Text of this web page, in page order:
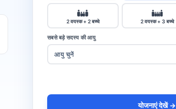
2 वयस्क + 2 बच्चे 2 वयस्क + 3 बच्चे
सबसे बड़े सदस्य की आयु
योजनाएं देखें →